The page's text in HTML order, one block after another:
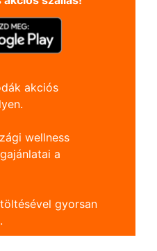
akciós
wellness
a
gyorsan